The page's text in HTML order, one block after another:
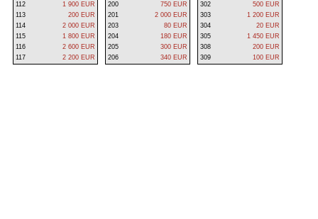
112
1 900 EUR
113
200 EUR
114
2 000 EUR
115
1 800 EUR
116
2 600 EUR
117
2 200 EUR
200
750 EUR
201
2 000 EUR
203
80 EUR
204
180 EUR
205
300 EUR
206
340 EUR
302
500 EUR
303
1 200 EUR
304
20 EUR
305
1 450 EUR
308
200 EUR
309
100 EUR